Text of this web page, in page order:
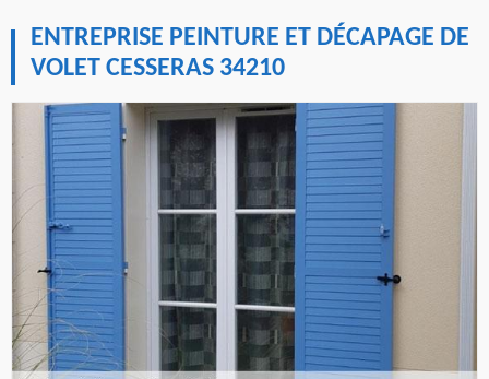
ENTREPRISE PEINTURE ET DÉCAPAGE DE
VOLET CESSERAS 34210